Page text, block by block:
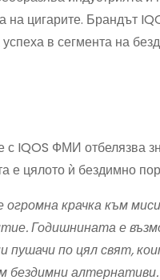
на цигарите. Брандът
в сегмента на
с IQOS ФМИ отбелязва
е цялото ѝ бездимно
огромна крачка към
Годишнината е
пушачи по цял свят,